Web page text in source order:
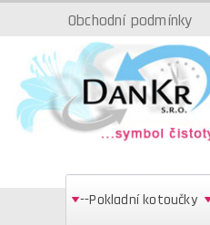
Obchodní podmínky
--Pokladní kotoučky